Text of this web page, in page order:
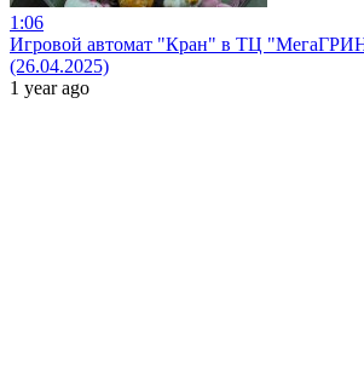
1:06
Игровой автомат "Кран" в ТЦ
(26.04.2025)
1 year ago